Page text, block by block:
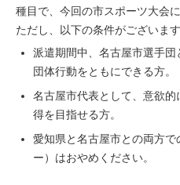
種目で、今回の市スポーツ大会
ただし、以下の条件がございま
派遣期間中、名古屋市選手
団体行動をともにできる方。
名古屋市代表として、意欲
得を目指せる方。
愛知県と名古屋市との両方
ー）はおやめください。